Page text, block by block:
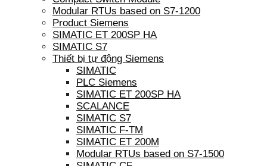
Modular RTUs based on S7-1200
Product Siemens
SIMATIC ET 200SP HA
SIMATIC S7
Thiết bị tự động Siemens
SIMATIC
PLC Siemens
SIMATIC ET 200SP HA
SCALANCE
SIMATIC S7
SIMATIC F-TM
SIMATIC ET 200M
Modular RTUs based on S7-1500